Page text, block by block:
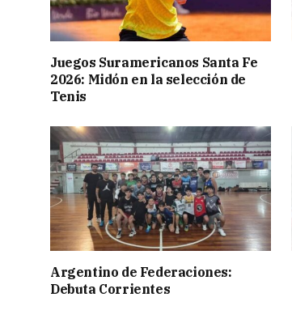
Juegos Suramericanos Santa Fe
2026: Midón en la selección de
Tenis
Argentino de Federaciones:
Debuta Corrientes